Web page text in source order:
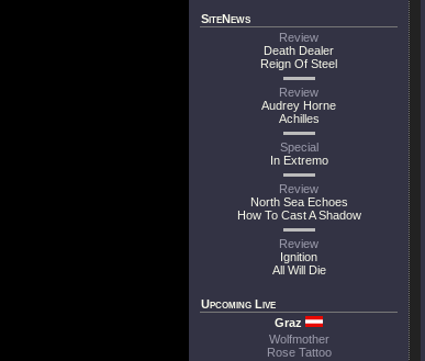
SiteNews
Review
Death Dealer
Reign Of Steel
Review
Audrey Horne
Achilles
Special
In Extremo
Review
North Sea Echoes
How To Cast A Shadow
Review
Ignition
All Will Die
Upcoming Live
Graz
Wolfmother
Rose Tattoo